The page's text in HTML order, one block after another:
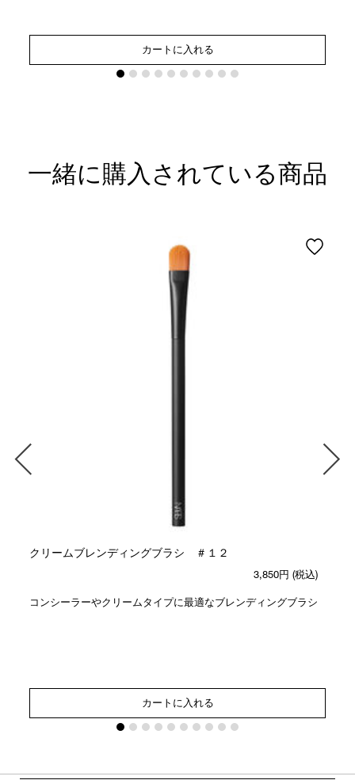
カートに入れる
一緒に購入されている商品
クリームブレンディングブラシ ＃１２
3,850円 (税込)
コンシーラーやクリームタイプに最適なブレンディングブラシ
カートに入れる